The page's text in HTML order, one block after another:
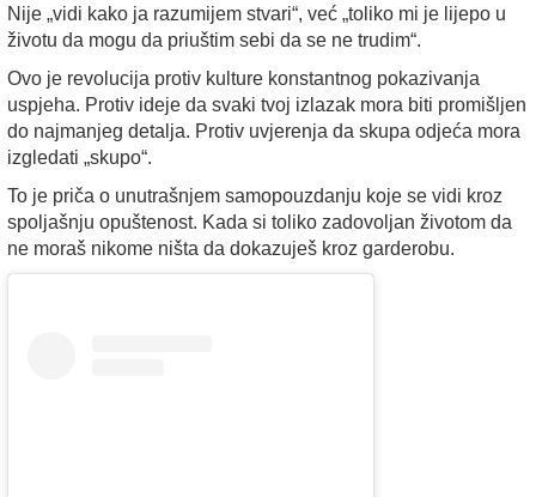
Nije „vidi kako ja razumijem stvari“, već „toliko mi je lijepo u
životu da mogu da priuštim sebi da se ne trudim“.
Ovo je revolucija protiv kulture konstantnog pokazivanja
uspjeha. Protiv ideje da svaki tvoj izlazak mora biti promišljen
do najmanjeg detalja. Protiv uvjerenja da skupa odjeća mora
izgledati „skupo“.
To je priča o unutrašnjem samopouzdanju koje se vidi kroz
spoljašnju opuštenost. Kada si toliko zadovoljan životom da
ne moraš nikome ništa da dokazuješ kroz garderobu.